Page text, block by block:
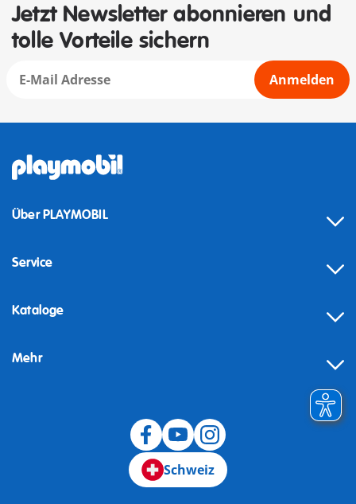
Jetzt Newsletter abonnieren und
tolle Vorteile sichern
Anmelden
Über PLAYMOBIL
Service
Kataloge
Mehr
Schweiz